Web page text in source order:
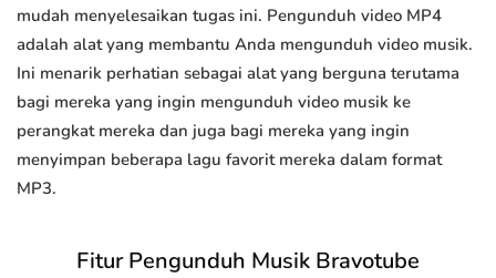
mudah menyelesaikan tugas ini. Pengunduh video MP4
adalah alat yang membantu Anda mengunduh video musik.
Ini menarik perhatian sebagai alat yang berguna terutama
bagi mereka yang ingin mengunduh video musik ke
perangkat mereka dan juga bagi mereka yang ingin
menyimpan beberapa lagu favorit mereka dalam format
MP3.
Fitur Pengunduh Musik Bravotube